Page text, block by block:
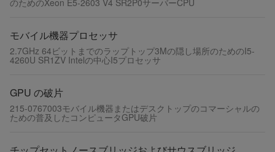
のためのXeon E5-2603 V4 SR2P0サーバーCPU
モバイル機器プロセッサ
2.7GHz 64ビットまでのラップトップ3Mの隠し場所のためのI5-
4260U SR1ZV Intelの中心I5プロセッサ
GPU の破片
215-0767003モバイル機器またはデスクトップのコマーシャルの
ための普及したコンピュータGPU破片